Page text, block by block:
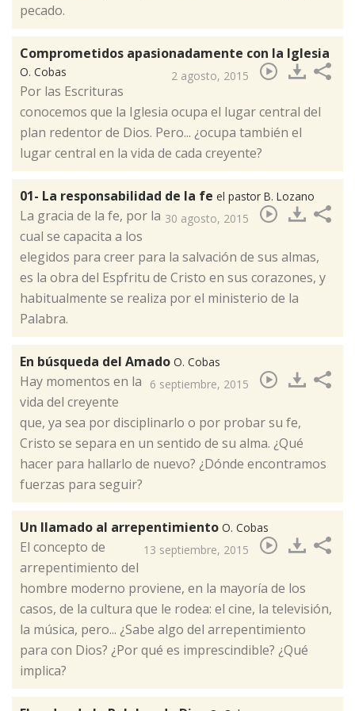
pecado.
Comprometidos apasionadamente con la Iglesia
O. Cobas 2 agosto, 2015
​Por las Escrituras
conocemos que la Iglesia ocupa el lugar central del
plan redentor de Dios. Pero... ¿ocupa también el
lugar central en la vida de cada creyente?
01- La responsabilidad de la fe el pastor B. Lozano
30 agosto, 2015
​La gracia de la fe, por la
cual se capacita a los
elegidos para creer para la salvación de sus almas,
es la obra del Espfritu de Cristo en sus corazones, y
habitualmente se realiza por el ministerio de la
Palabra.
En búsqueda del Amado O. Cobas
6 septiembre, 2015
Hay momentos en la
vida del creyente
que, ya sea por disciplinarlo o por probar su fe,
Cristo se separa en un sentido de su alma. ¿Qué
hacer para hallarlo de nuevo? ¿Dónde encontramos
fuerzas para seguir?
Un llamado al arrepentimiento O. Cobas
13 septiembre, 2015
​El concepto de
arrepentimiento del
hombre moderno proviene, en la mayoría de los
casos, de la cultura que le rodea: el cine, la televisión,
la música, pero... ¿Sabe algo del arrepentimiento
para con Dios? ¿Por qué es imprescindible? ¿Qué
implica?